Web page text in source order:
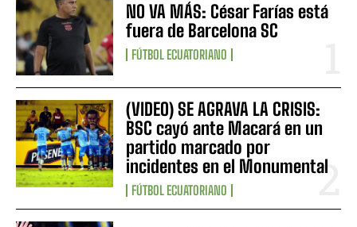
NO VA MÁS: César Farías está
fuera de Barcelona SC
FÚTBOL ECUATORIANO
(VIDEO) SE AGRAVA LA CRISIS:
BSC cayó ante Macará en un
partido marcado por
incidentes en el Monumental
FÚTBOL ECUATORIANO